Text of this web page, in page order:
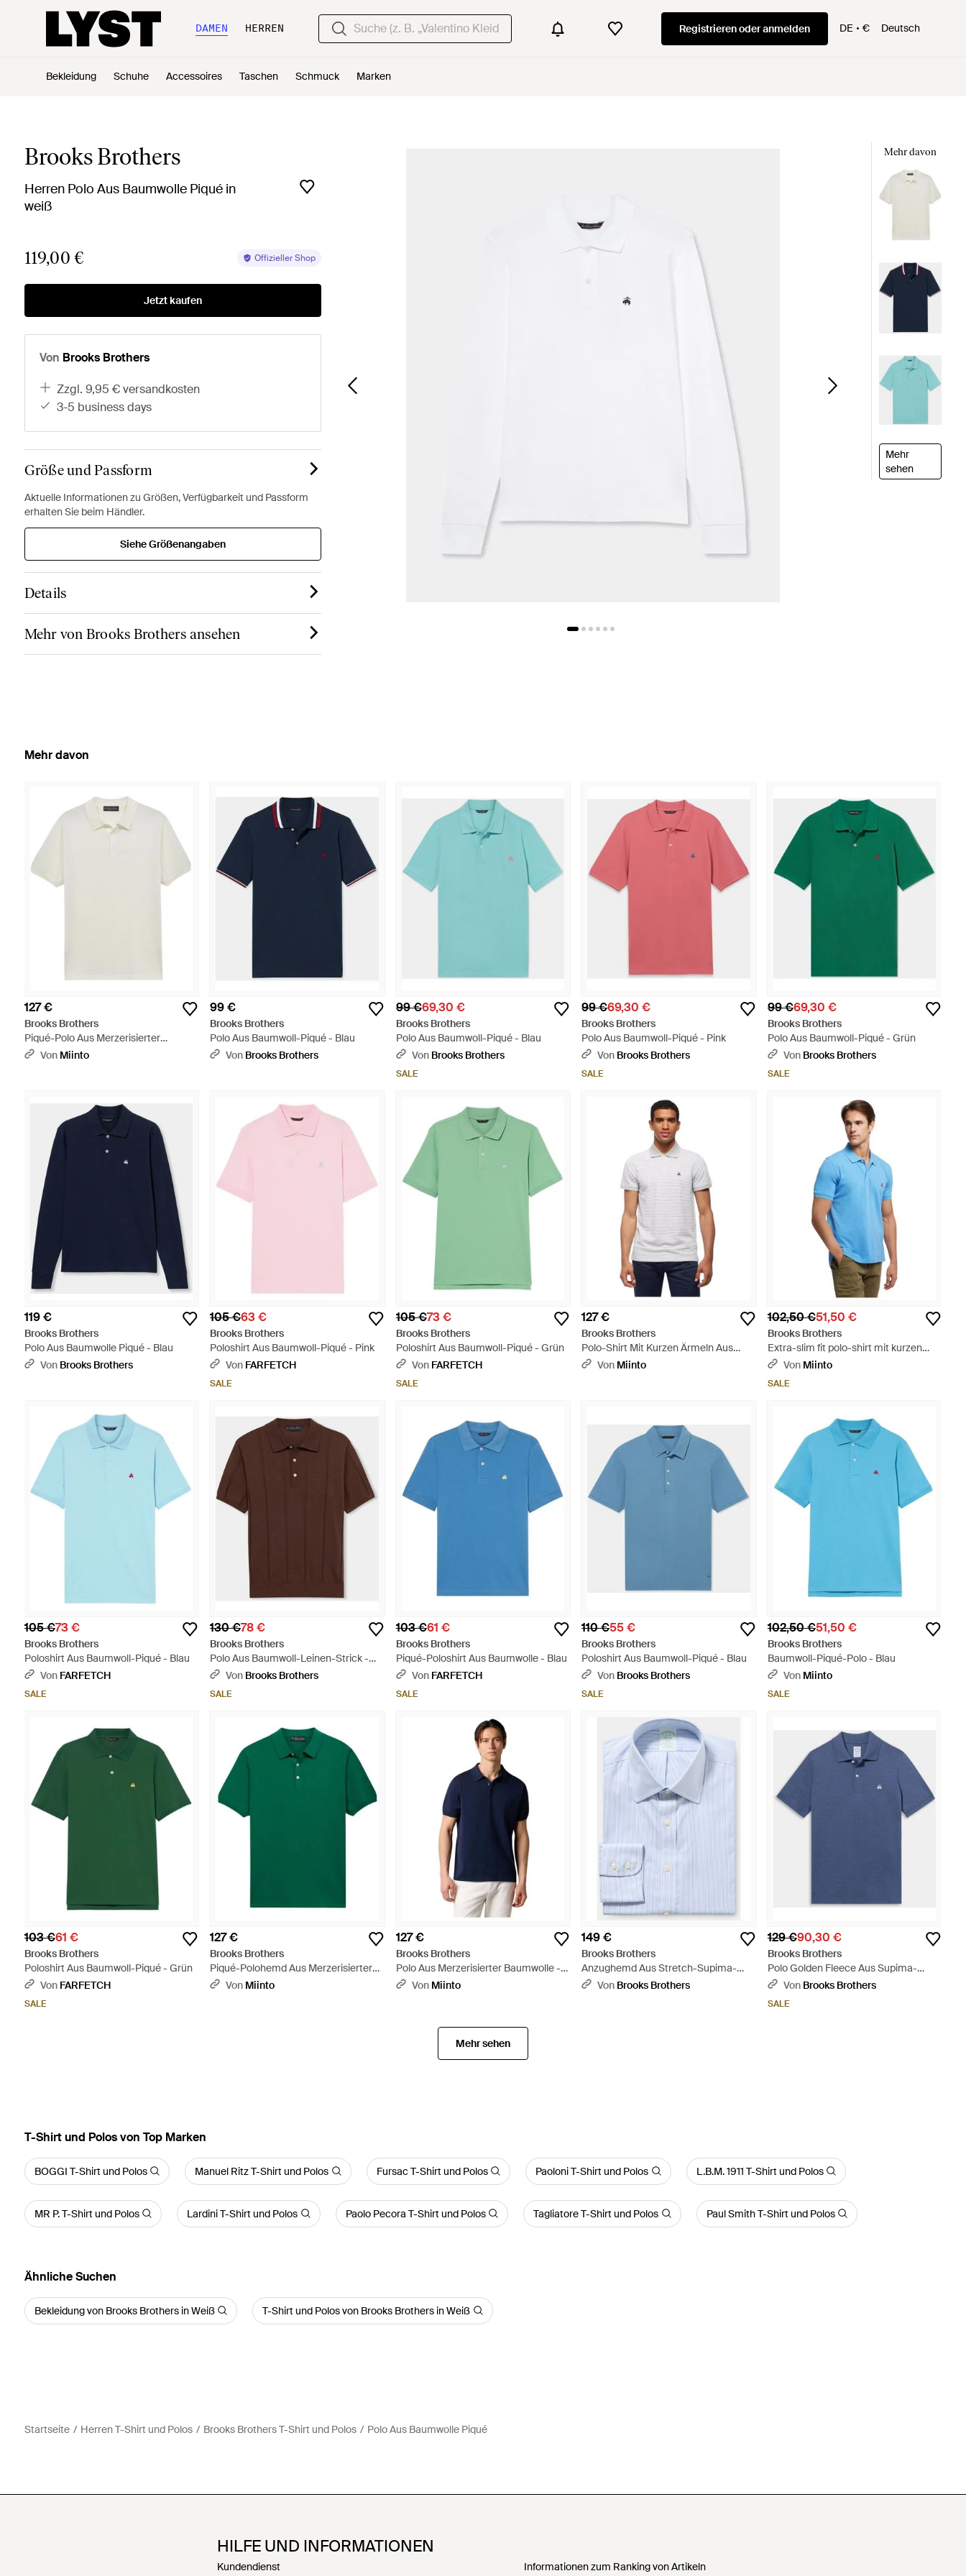
DAMEN HERREN Registrieren oder anmelden DE € Deutsch
Bekleidung Schuhe Accessoires Taschen Schmuck Marken
Brooks Brothers
Herren Polo Aus Baumwolle Piqué in
weiß
119,00 € Offizieller Shop
Jetzt kaufen
Von Brooks Brothers
zzgl. 9,95 € versandkosten
3-5 business days
Größe und Passform
Aktuelle Informationen zu Größen, Verfügbarkeit und Passform
erhalten Sie beim Händler.
Siehe Größenangaben
Details
Mehr von Brooks Brothers ansehen
Mehr davon
Mehr
sehen
Mehr davon
127 €
Brooks Brothers
Piqué-Polo Aus Merzerisierter
Baumwolle - Weiß
Von Miinto
99 €
Brooks Brothers
Polo Aus Baumwoll-Piqué - Blau
Von Brooks Brothers
99 €69,30 €
Brooks Brothers
Polo Aus Baumwoll-Piqué - Blau
Von Brooks Brothers
SALE
99 €69,30 €
Brooks Brothers
Polo Aus Baumwoll-Piqué - Pink
Von Brooks Brothers
SALE
99 €69,30 €
Brooks Brothers
Polo Aus Baumwoll-Piqué - Grün
Von Brooks Brothers
SALE
119 €
Brooks Brothers
Polo Aus Baumwolle Piqué - Blau
Von Brooks Brothers
105 €63 €
Brooks Brothers
Poloshirt Aus Baumwoll-Piqué - Pink
Von FARFETCH
SALE
105 €73 €
Brooks Brothers
Poloshirt Aus Baumwoll-Piqué - Grün
Von FARFETCH
SALE
127 €
Brooks Brothers
Polo-Shirt Mit Kurzen Ärmeln Aus
Supima-Baumwolle - Weiß
Von Miinto
102,50 €51,50 €
Brooks Brothers
Extra-slim fit polo-shirt mit kurzen
ärmeln aus supima-baumwolle - Blau
Von Miinto
SALE
105 €73 €
Brooks Brothers
Poloshirt Aus Baumwoll-Piqué - Blau
Von FARFETCH
SALE
130 €78 €
Brooks Brothers
Polo Aus Baumwoll-Leinen-Strick -
Braun
Von Brooks Brothers
SALE
103 €61 €
Brooks Brothers
Piqué-Poloshirt Aus Baumwolle - Blau
Von FARFETCH
SALE
110 €55 €
Brooks Brothers
Poloshirt Aus Baumwoll-Piqué - Blau
Von Brooks Brothers
SALE
102,50 €51,50 €
Brooks Brothers
Baumwoll-Piqué-Polo - Blau
Von Miinto
SALE
103 €61 €
Brooks Brothers
Poloshirt Aus Baumwoll-Piqué - Grün
Von FARFETCH
SALE
127 €
Brooks Brothers
Piqué-Polohemd Aus Merzerisierter
Baumwolle - Grün
Von Miinto
127 €
Brooks Brothers
Polo Aus Merzerisierter Baumwolle -
BlauVon Miinto
149 €
Brooks Brothers
Anzughemd Aus Stretch-Supima-
Baumwolle Mit Polo-Button-Down-
Von Brooks Brothers
129 €90,30 €
Brooks Brothers
Polo Golden Fleece Aus Supima-
Baumwolle - Blau
Von Brooks Brothers
SALE
Mehr sehen
T-Shirt und Polos von Top Marken
BOGGI T-Shirt und Polos Manuel Ritz T-Shirt und Polos Fursac T-Shirt und Polos Paoloni T-Shirt und Polos L.B.M. 1911 T-Shirt und Polos
MR P. T-Shirt und Polos Lardini T-Shirt und Polos Paolo Pecora T-Shirt und Polos Tagliatore T-Shirt und Polos Paul Smith T-Shirt und Polos
Ähnliche Suchen
Bekleidung von Brooks Brothers in Weiß T-Shirt und Polos von Brooks Brothers in Weiß
Startseite Herren T-Shirt und Polos Brooks Brothers T-Shirt und Polos Polo Aus Baumwolle Piqué
HILFE UND INFORMATIONEN
Kundendienst Informationen zum Ranking von Artikeln